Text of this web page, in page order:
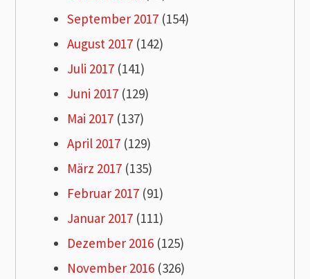
September 2017 (154)
August 2017 (142)
Juli 2017 (141)
Juni 2017 (129)
Mai 2017 (137)
April 2017 (129)
März 2017 (135)
Februar 2017 (91)
Januar 2017 (111)
Dezember 2016 (125)
November 2016 (326)